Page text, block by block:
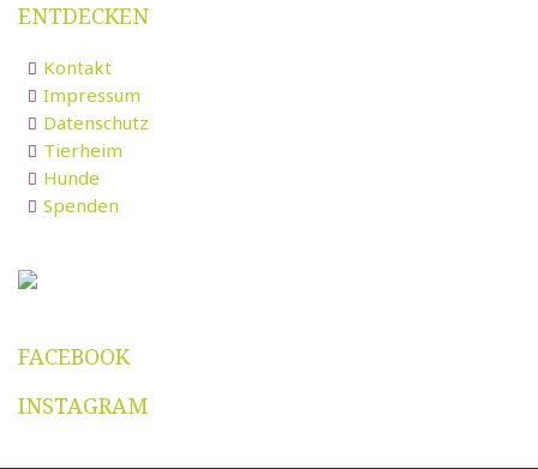
ENTDECKEN
Kontakt
Impressum
Datenschutz
Tierheim
Hunde
Spenden
FACEBOOK
INSTAGRAM